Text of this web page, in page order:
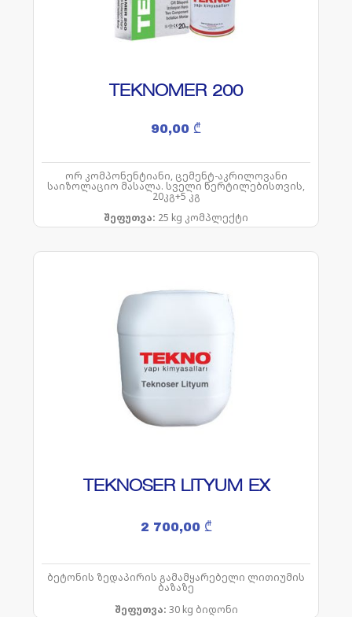
TEKNOMER 200
90,00 ₾
ორ კომპონენტიანი, ცემენტ-აკრილოვანი
საიზოლაციო მასალა. სველი წერტილებისთვის,
20კგ+5 კგ
შეფუთვა: 25 kg კომპლექტი
TEKNOSER LITYUM EX
2 700,00 ₾
ბეტონის ზედაპირის გამამყარებელი ლითიუმის
ბაზაზე
შეფუთვა: 30 kg ბიდონი